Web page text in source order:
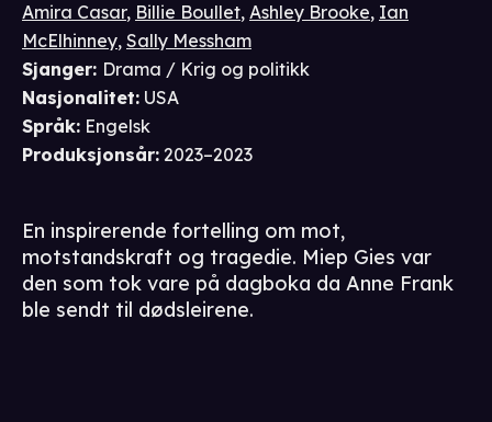
Amira Casar, Billie Boullet, Ashley Brooke, Ian
McElhinney, Sally Messham
Sjanger: Drama / Krig og politikk
Nasjonalitet: USA
Språk: Engelsk
Produksjonsår: 2023–2023
En inspirerende fortelling om mot,
motstandskraft og tragedie. Miep Gies var
den som tok vare på dagboka da Anne Frank
ble sendt til dødsleirene.